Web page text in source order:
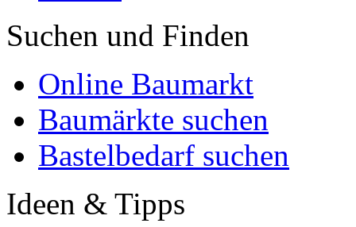
Suchen und Finden
Online Baumarkt
Baumärkte suchen
Bastelbedarf suchen
Ideen & Tipps